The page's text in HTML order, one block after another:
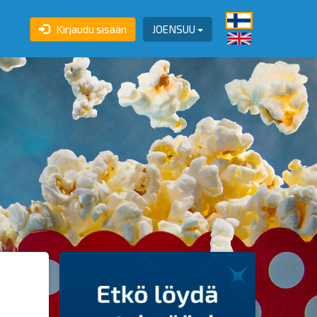
JOENSUU
Kirjaudu sisään